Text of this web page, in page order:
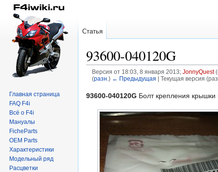
93600-040120G
Версия от 18:03, 8 января 2013; JonnyQuest (
(разн. ) ← Предыдущая | Текущая версия
Перейти
навигации
Перейти
поиску
93600-040120G Болт крепления
Статья
Главная страница
FAQ F4i
Всё о F4i
Мануалы
FicheParts
OEM Parts
Характеристики
Модельный ряд
Расцветки